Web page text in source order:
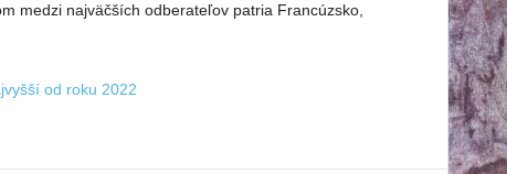
medzi najväčších odberateľov patria Francúzsko,
od roku 2022